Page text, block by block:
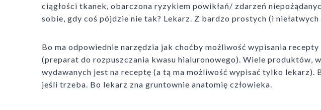
ciągłości tkanek, obarczona ryzykiem powikłań/ zdarzeń
sobie, gdy coś pójdzie nie tak? Lekarz. Z bardzo prostych (i
Bo ma odpowiednie narzędzia jak choćby możliwość wypisania
(preparat do rozpuszczania kwasu hialuronowego). Wiele produktów,
wydawanych jest na receptę (a tą ma możliwość wypisać tylko lekarz).
jeśli trzeba. Bo lekarz zna gruntownie anatomię człowieka.